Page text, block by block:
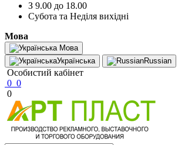
З 9.00 до 18.00
Субота та Неділя вихідні
Мова
Мова
Українська
Russian
Особистий кабінет
0 0
0